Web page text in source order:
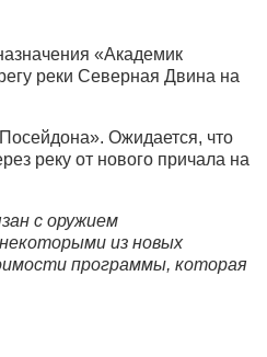
«Академик
реки Северная Двина на
Ожидается, что
реку от нового причала на
с оружием
из новых
программы, которая